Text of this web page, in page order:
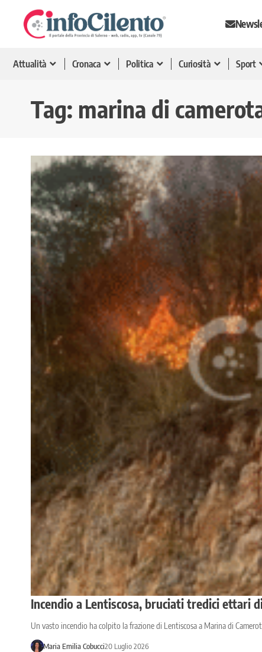
Attualità Cronaca Politica Curiosità Sport
Tag: marina di
Incendio a Lentiscosa, bruciati tredici ettari
Un vasto incendio ha colpito la frazione di Lentiscosa a Marina di
Maria Emilia Cobucci20 Luglio 2026